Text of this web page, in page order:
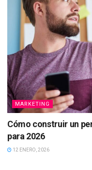
MARKETING
Cómo construir un
para 2026
12 ENERO, 2026